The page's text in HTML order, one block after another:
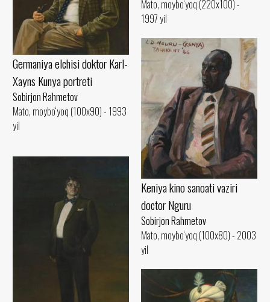
Mato, moybo‘yoq (220x100) -
1997 yil
Germaniya elchisi doktor Karl-
Xayns Kunya portreti
Sobirjon Rahmetov
Mato, moybo‘yoq (100x90) - 1993
yil
Keniya kino sanoati vaziri
doctor Nguru
Sobirjon Rahmetov
Mato, moybo‘yoq (100x80) - 2003
yil